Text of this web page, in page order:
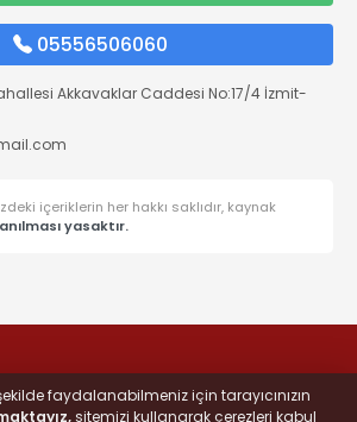
05556506060
Akkavaklar Caddesi No:17/4 İzmit-
içeriklerin her hakkı saklıdır, kaynak
yasaktır.
faydalanabilmeniz için tarayıcınızın
sitemizi kullanarak çerezleri kabul